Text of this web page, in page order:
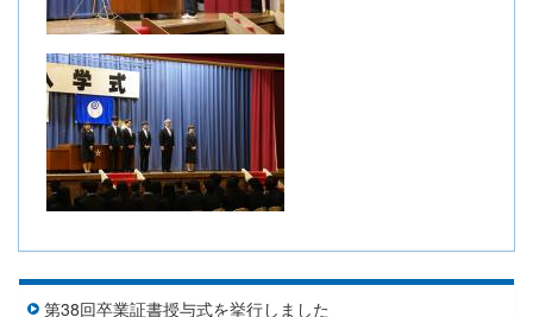
第38回卒業証書授与式を挙行しました